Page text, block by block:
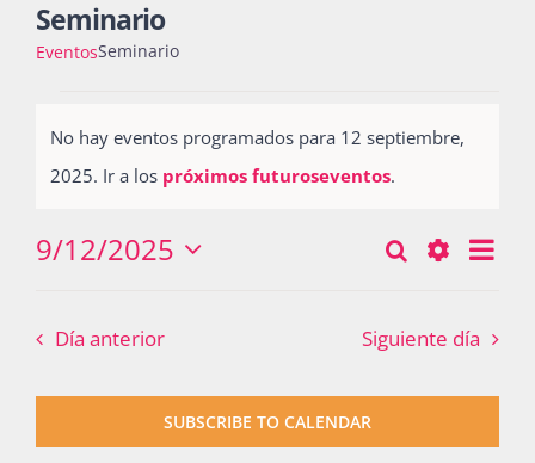
La Boletina
Seminario
EventosSeminario
for
septiembre,
Notice
No hay eventos programados para 12 septiembre,
2025. Ir a los próximos futuroseventos.
Búsqueda
navegació
de
vistas
Buscar Día
9/12/2025
Día anterior Siguiente día
SUBSCRIBE TO CALENDAR